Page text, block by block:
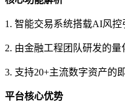
1. 智能交易系统搭载AI风
2. 由金融工程团队研发的
3. 支持20+主流数字资产的
平台核心优势